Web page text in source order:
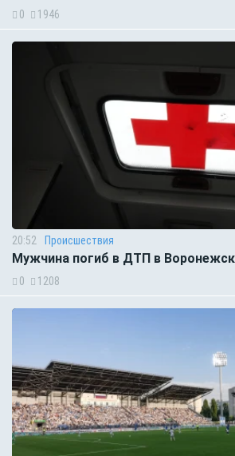
0 1946
20:52 Происшествия
Мужчина погиб в ДТП в
0 1208